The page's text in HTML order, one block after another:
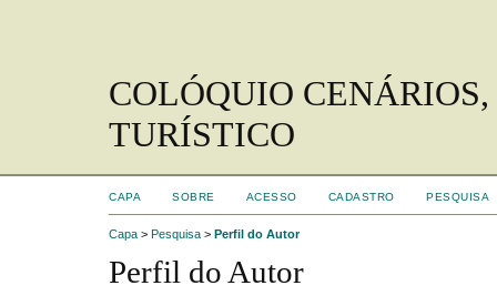
COLÓQUIO
TURÍSTICO
CAPA SOBRE ACESSO CADASTRO PESQUISA
Capa > Pesquisa > Perfil do Autor
Perfil do Autor